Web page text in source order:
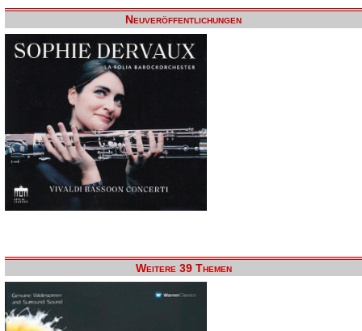
Neuveröffentlichungen
Weitere 39 Themen